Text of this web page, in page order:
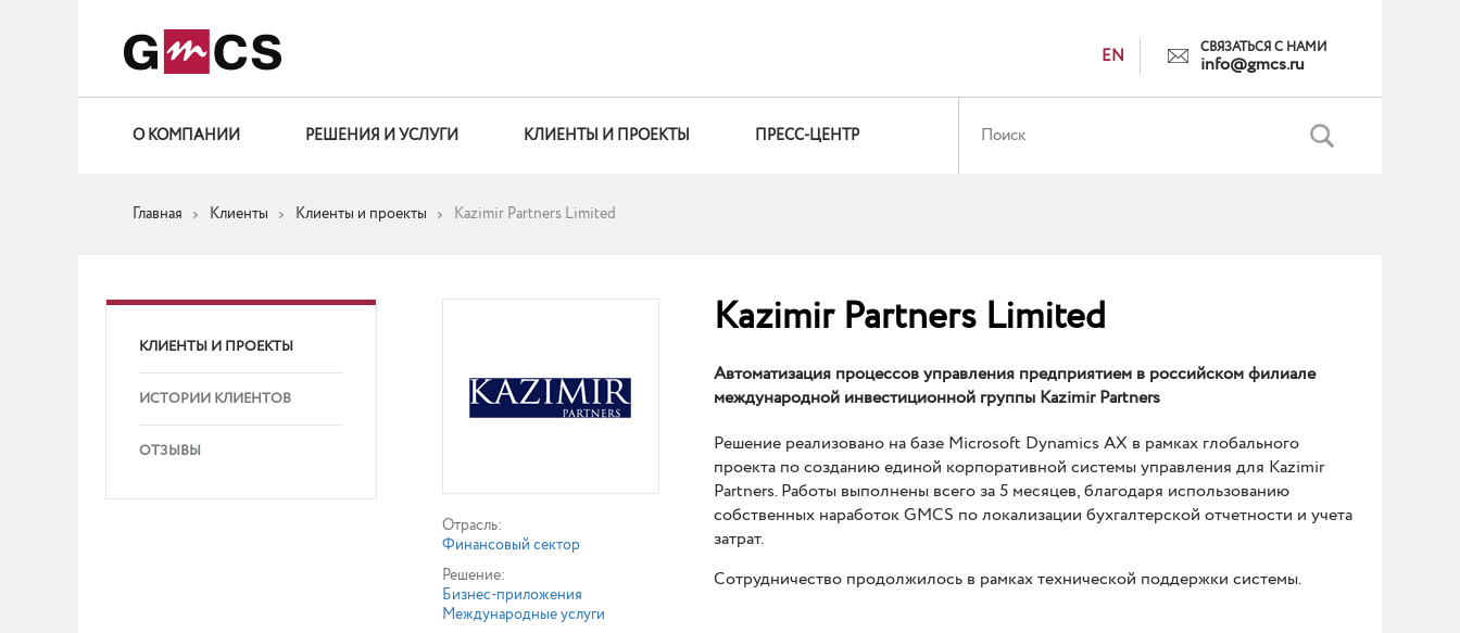
EN СВЯЗАТЬСЯ С НАМИ
info@gmcs.ru
О КОМПАНИИ РЕШЕНИЯ И УСЛУГИ КЛИЕНТЫ И ПРОЕКТЫ ПРЕСС-ЦЕНТР
Главная Клиенты Клиенты и проекты Kazimir Partners Limited
КЛИЕНТЫ И ПРОЕКТЫ
ИСТОРИИ КЛИЕНТОВ
ОТЗЫВЫ
Отрасль:
Финансовый сектор
Решение:
Бизнес-приложения
Международные услуги
Kazimir Partners Limited
Автоматизация процессов управления предприятием в российском филиале
международной инвестиционной группы Kazimir Partners
Решение реализовано на базе Microsoft Dynamics AX в рамках глобального
проекта по созданию единой корпоративной системы управления для Kazimir
Partners. Работы выполнены всего за 5 месяцев, благодаря использованию
собственных наработок GMCS по локализации бухгалтерской отчетности и учета
затрат.
Сотрудничество продолжилось в рамках технической поддержки системы.